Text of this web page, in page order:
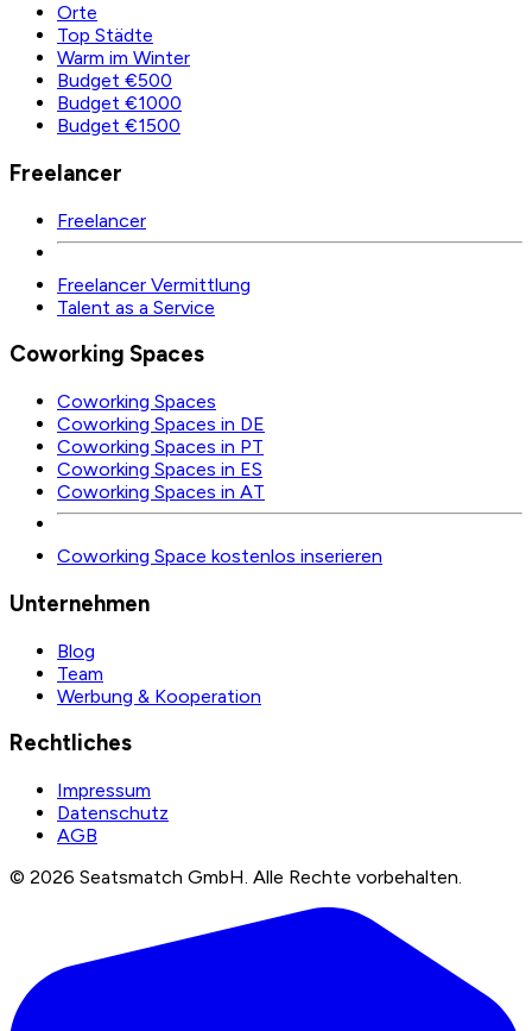
Orte
Top Städte
Warm im Winter
Budget €500
Budget €1000
Budget €1500
Freelancer
Freelancer
Freelancer Vermittlung
Talent as a Service
Coworking Spaces
Coworking Spaces
Coworking Spaces in DE
Coworking Spaces in PT
Coworking Spaces in ES
Coworking Spaces in AT
Coworking Space kostenlos inserieren
Unternehmen
Blog
Team
Werbung & Kooperation
Rechtliches
Impressum
Datenschutz
AGB
© 2026 Seatsmatch GmbH. Alle Rechte vorbehalten.